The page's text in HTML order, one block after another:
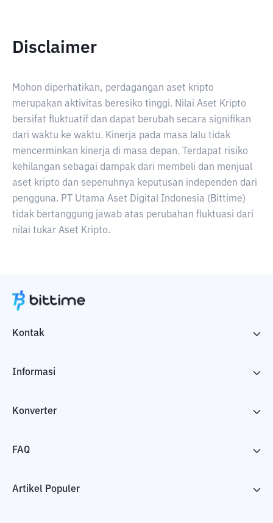
Disclaimer
Mohon diperhatikan, perdagangan aset kripto
merupakan aktivitas beresiko tinggi. Nilai Aset Kripto
bersifat fluktuatif dan dapat berubah secara signifikan
dari waktu ke waktu. Kinerja pada masa lalu tidak
mencerminkan kinerja di masa depan. Terdapat risiko
kehilangan sebagai dampak dari membeli dan menjual
aset kripto dan sepenuhnya keputusan independen dari
pengguna. PT Utama Aset Digital Indonesia (Bittime)
tidak bertanggung jawab atas perubahan fluktuasi dari
nilai tukar Aset Kripto.
Kontak
Informasi
Konverter
FAQ
Artikel Populer